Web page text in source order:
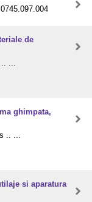
de
.. ...
ghimpata,
.. ...
si aparatura